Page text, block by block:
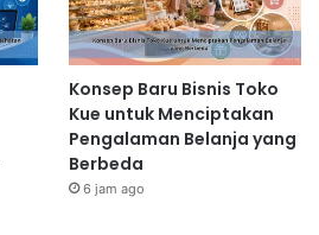
Konsep Baru Bisnis Toko
Kue untuk Menciptakan
Pengalaman Belanja yang
Berbeda
6 jam ago